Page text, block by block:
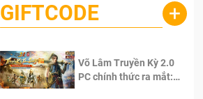
GIFTCODE +
Võ Lâm Truyền Kỳ 2.0
PC chính thức ra mắt: